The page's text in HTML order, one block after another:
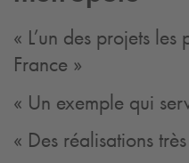
« L’un des projets
France »
« Un exemple qui
« Des réalisations